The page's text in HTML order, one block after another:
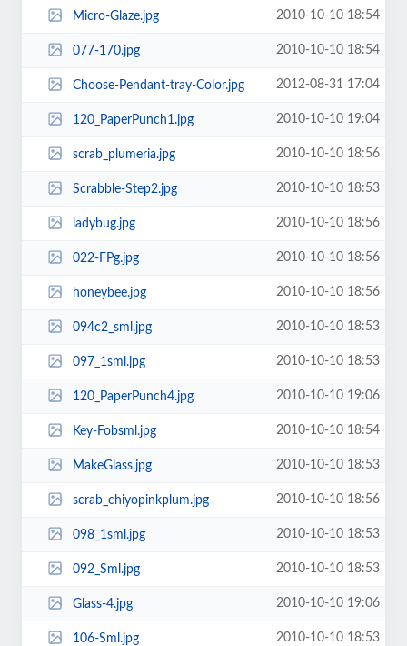
Micro-Glaze.jpg 2010-10-10 18:54
077-170.jpg 2010-10-10 18:54
Choose-Pendant-tray-Color.jpg 2012-08-31 17:04
120_PaperPunch1.jpg 2010-10-10 19:04
scrab_plumeria.jpg 2010-10-10 18:56
Scrabble-Step2.jpg 2010-10-10 18:53
ladybug.jpg 2010-10-10 18:56
022-FPg.jpg 2010-10-10 18:56
honeybee.jpg 2010-10-10 18:56
094c2_sml.jpg 2010-10-10 18:53
097_1sml.jpg 2010-10-10 18:53
120_PaperPunch4.jpg 2010-10-10 19:06
Key-Fobsml.jpg 2010-10-10 18:54
MakeGlass.jpg 2010-10-10 18:53
scrab_chiyopinkplum.jpg 2010-10-10 18:56
098_1sml.jpg 2010-10-10 18:53
092_Sml.jpg 2010-10-10 18:53
Glass-4.jpg 2010-10-10 19:06
106-Sml.jpg 2010-10-10 18:53